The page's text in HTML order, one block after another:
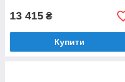
13 415 ₴
Купити